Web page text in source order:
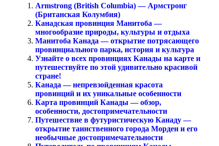
Armstrong (British Columbia) — Армстронг
(Британская Колумбия)
Канадская провинция Манитоба —
многообразие природы, культуры и отдыха
Манитоба Канада — открытие потрясающего
провинциального парка, история и культура
Узнайте о всех провинциях Канады на карте и
путешествуйте по этой удивительно красивой
стране!
Канада — непревзойденная красота
провинций и их уникальные особенности
Карта провинций Канады — обзор,
особенности, достопримечательности
Путешествие в футуристическую Канаду —
открытие таинственного города Морден и его
необычные достопримечательности